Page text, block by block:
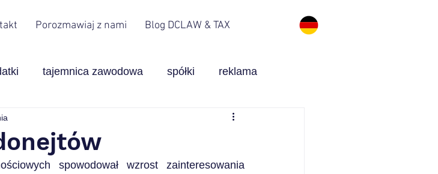
Porozmawiaj z nami Blog DCLAW & TAX
tajemnica zawodowa spółki reklama
VAT PET
spowodował wzrost zainteresowania